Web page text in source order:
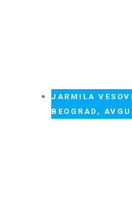
JARMILA
BEOGRAD,